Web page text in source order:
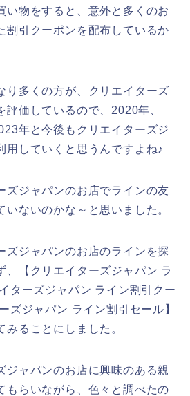
い物をすると、意外と多くのお
割引クーポンを配布しているか
り多くの方が、クリエイターズ
評価しているので、2020年、
年と今後もクリエイターズジ
用していくと思うんですよね♪
ズジャパンのお店でラインの友
ないのかな～と思いました。
ズジャパンのお店のラインを探
、【クリエイターズジャパン ラ
ターズジャパン ライン割引クー
ズジャパン ライン割引セール】
みることにしました。
ジャパンのお店に興味のある親
もらいながら、色々と調べたの